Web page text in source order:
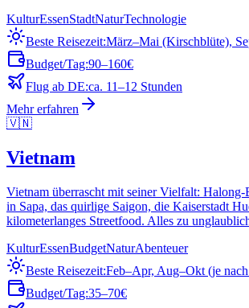
KulturEssenStadtNaturTechnologie
Beste Reisezeit:März–Mai (Kirschblüte),
Budget/Tag:90–160€
Flug ab DE:ca. 11–12 Stunden
Mehr erfahren
🇻🇳
Vietnam
Vietnam überrascht mit seiner Vielfalt: Halong-
in Sapa, das quirlige Saigon, die Kaiserstadt
kilometerlanges Streetfood. Alles zu
KulturEssenBudgetNaturAbenteuer
Beste Reisezeit:Feb–Apr, Aug–Okt (je
Budget/Tag:35–70€